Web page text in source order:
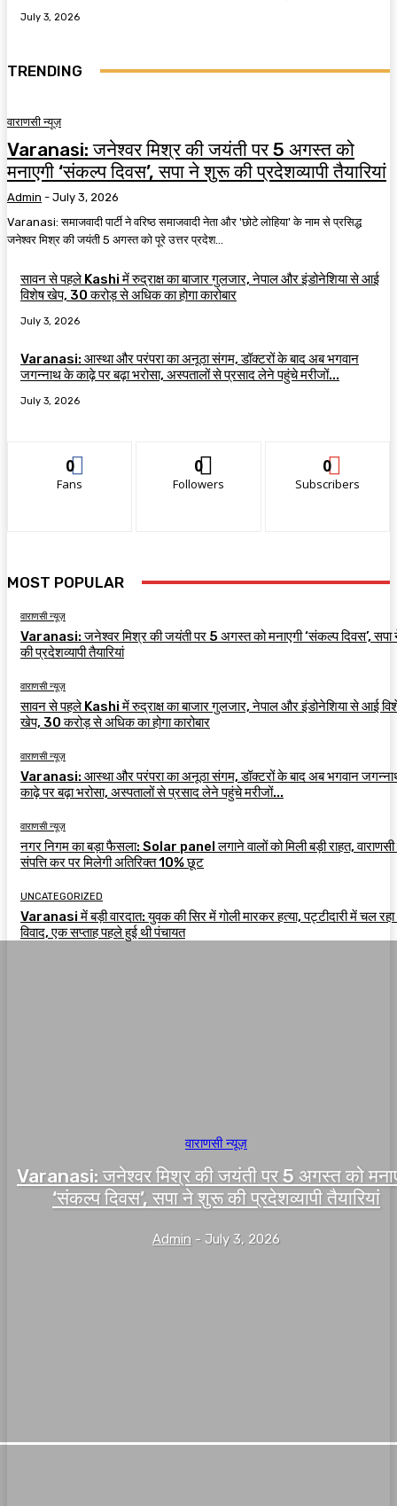
July 3, 2026
TRENDING
वाराणसी न्यूज़
Varanasi: जनेश्वर मिश्र की जयंती पर 5 अगस्त को
मनाएगी ‘संकल्प दिवस’, सपा ने शुरू की प्रदेशव्यापी तैयारियां
Admin - July 3, 2026
Varanasi: समाजवादी पार्टी ने वरिष्ठ समाजवादी नेता और 'छोटे लोहिया' के नाम से प्रसिद्ध
जनेश्वर मिश्र की जयंती 5 अगस्त को पूरे उत्तर प्रदेश...
सावन से पहले Kashi में रुद्राक्ष का बाजार गुलजार, नेपाल और इंडोनेशिया से आई
विशेष खेप, 30 करोड़ से अधिक का होगा कारोबार
July 3, 2026
Varanasi: आस्था और परंपरा का अनूठा संगम, डॉक्टरों के बाद अब भगवान
जगन्नाथ के काढ़े पर बढ़ा भरोसा, अस्पतालों से प्रसाद लेने पहुंचे मरीजों...
July 3, 2026
0
Fans
0
Followers
0
Subscribers
MOST POPULAR
वाराणसी न्यूज़
Varanasi: जनेश्वर मिश्र की जयंती पर 5 अगस्त को मनाएगी ‘संकल्प दिवस’,
की प्रदेशव्यापी तैयारियां
वाराणसी न्यूज़
सावन से पहले Kashi में रुद्राक्ष का बाजार गुलजार, नेपाल और इंडोनेशिया से आई
खेप, 30 करोड़ से अधिक का होगा कारोबार
वाराणसी न्यूज़
Varanasi: आस्था और परंपरा का अनूठा संगम, डॉक्टरों के बाद अब भगवान
काढ़े पर बढ़ा भरोसा, अस्पतालों से प्रसाद लेने पहुंचे मरीजों...
वाराणसी न्यूज़
नगर निगम का बड़ा फैसला: Solar panel लगाने वालों को मिली बड़ी राहत,
संपत्ति कर पर मिलेगी अतिरिक्त 10% छूट
UNCATEGORIZED
Varanasi में बड़ी वारदात: युवक की सिर में गोली मारकर हत्या, पट्टीदारी में चल रहा
विवाद, एक सप्ताह पहले हुई थी पंचायत
वाराणसी न्यूज़
Varanasi: जनेश्वर मिश्र की जयंती पर 5 अगस्त को
‘संकल्प दिवस’, सपा ने शुरू की प्रदेशव्यापी तैयारियां
Admin - July 3, 2026